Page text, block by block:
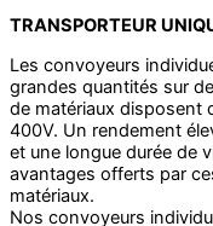
TRANSPORTEUR
Les convoyeurs
grandes quantités sur
de matériaux disposent
400V. Un rendement
et une longue durée de
avantages offerts par
matériaux.
Nos convoyeurs